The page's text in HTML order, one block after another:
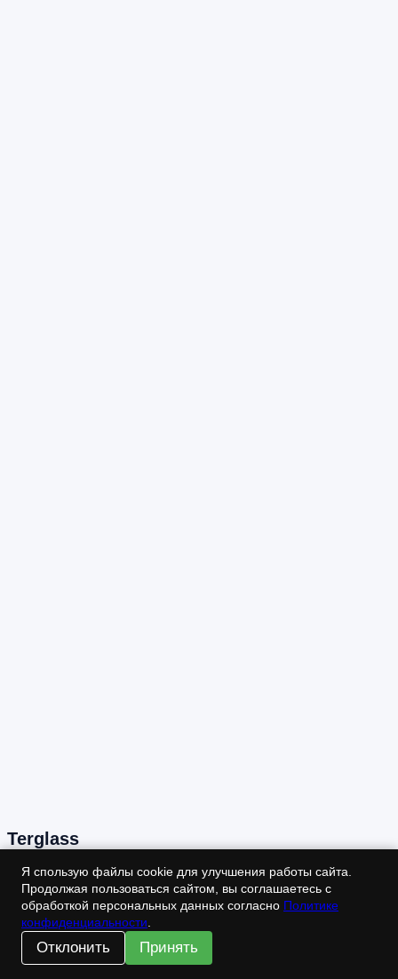
Terglass
Сайт производственно-строительной компании.
Разработан с нуля. Платформа WordPress даёт гибкие
настройки по SEO, маркетингу, взаимодествию с
посетителями.
Посмотреть ещё
Я спользую файлы cookie для улучшения работы сайта.
Продолжая пользоваться сайтом, вы соглашаетесь с
обработкой персональных данных согласно Политике
конфиденциальности
Отклонить Принять